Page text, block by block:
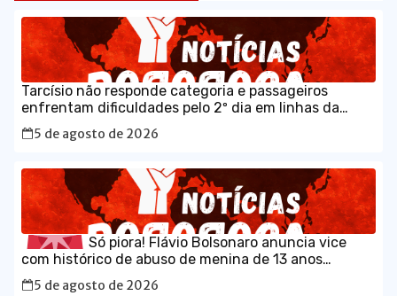
Tarcísio não responde categoria e passageiros
enfrentam dificuldades pelo 2º dia em linhas da
CPTM
5 de agosto de 2026
Só piora! Flávio Bolsonaro anuncia vice
com histórico de abuso de menina de 13 anos
5 de agosto de 2026